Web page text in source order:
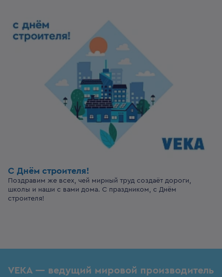
С Днём строителя!
Поздравим же всех, чей мирный труд создаёт дороги,
школы и наши с вами дома. С праздником, с Днём
строителя!
VEKA — ведущий мировой производитель